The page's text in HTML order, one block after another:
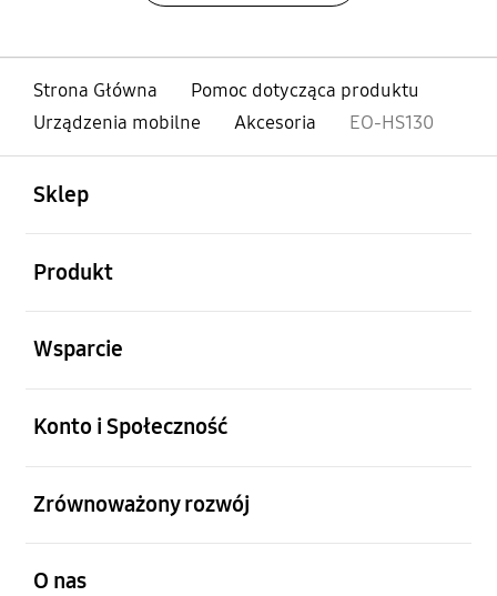
Strona Główna
Pomoc dotycząca produktu
Urządzenia mobilne
Akcesoria EO-HS130
Sklep
Produkt
Wsparcie
Konto i Społeczność
Zrównoważony rozwój
O nas